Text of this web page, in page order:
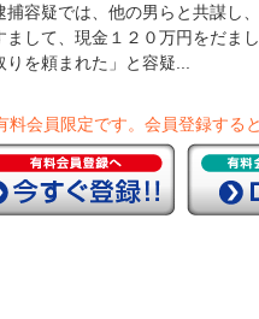
容疑では、他の男らと共謀し
まして、現金１２０万円をだま
を頼まれた」と容疑...
料会員限定です。 会員登録する